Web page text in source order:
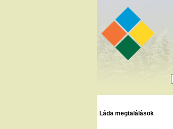
Láda megtalálások